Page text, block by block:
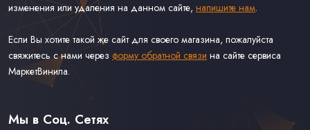
изменения или удаления на данном сайте, напишите нам.
Если Вы хотите такой же сайт для своего магазина, пожалуйста
свяжитесь с нами через форму обратной связи на сайте сервиса
МаркетВинила.
Каталог Музыки на Виниле В Наличии
Доставка и Оплата
Мы в Соц. Сетях